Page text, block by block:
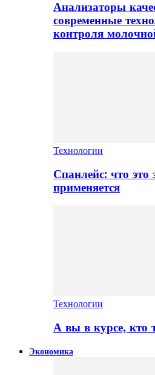
Анализаторы
современные
контроля
Технологии
Спанлейс: что это
применяется
Технологии
А вы в курсе, кто
Экономика